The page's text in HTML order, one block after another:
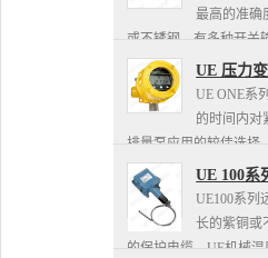
最高的准确
或不锈钢，有多种开关
位，可精选氧清洗传感
器、快速关断、OE...
UE 压力
UE ONE系
的时间内对
排量泵应用的较佳选择
区的大容量的安全继电
处理高电流和电...
UE 100系
UE100系列
长的紫铜或
的保护电缆，UE机械